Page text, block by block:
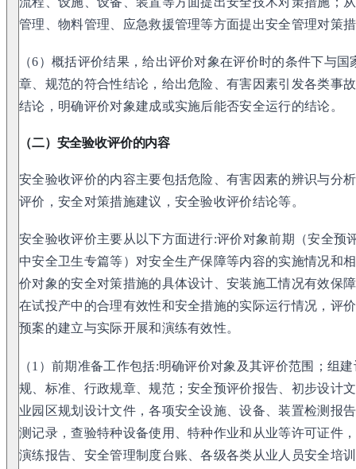
管理、物料管理、应急救援管理等方面提出安全管理对策
（6）概括评价结果，给出评价对象在评价时的条件下与
章、规范的符合性结论，给出危险、有害因素引发各类事
结论，明确评价对象建成或实施后能否安全运行的结论。
（二）安全验收评价的内容
安全验收评价的内容主要包括危险、有害因素的辨识与分
评价，安全对策措施建议，安全验收评价结论等。
安全验收评价主要从以下方面进行:评价对象前期（安全预
中安全卫生专篇等）对安全生产保障等内容的实施情况和
价对象的安全对策措施的具体设计、安装施工情况有效保
在试投产中的合理有效性和安全措施的实际运行情况，评
预案的建立与实际开展和演练有效性。
（1）前期准备工作包括:明确评价对象及其评价范围；组
规、标准、行政规章、规范；安全预评价报告、初步设计
业园区规划设计文件，各项安全设施、设备、装置检测报
测记录，查验特种设备使用、特种作业和从业等许可证件
演练报告、安全管理制度台账、各级各类从业人员安全培